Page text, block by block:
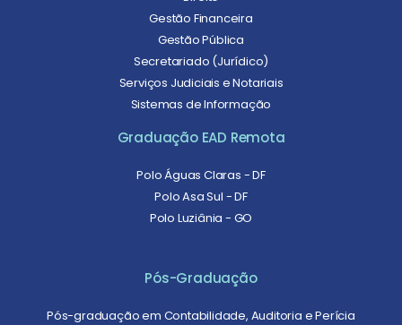
Gestão Financeira
Gestão Pública
Secretariado (Jurídico)
Serviços Judiciais e Notariais
Sistemas de Informação
Graduação EAD Remota
Polo Águas Claras - DF
Polo Asa Sul - DF
Polo Luziânia - GO
Pós-Graduação
Pós-graduação em Contabilidade, Auditoria e Perícia